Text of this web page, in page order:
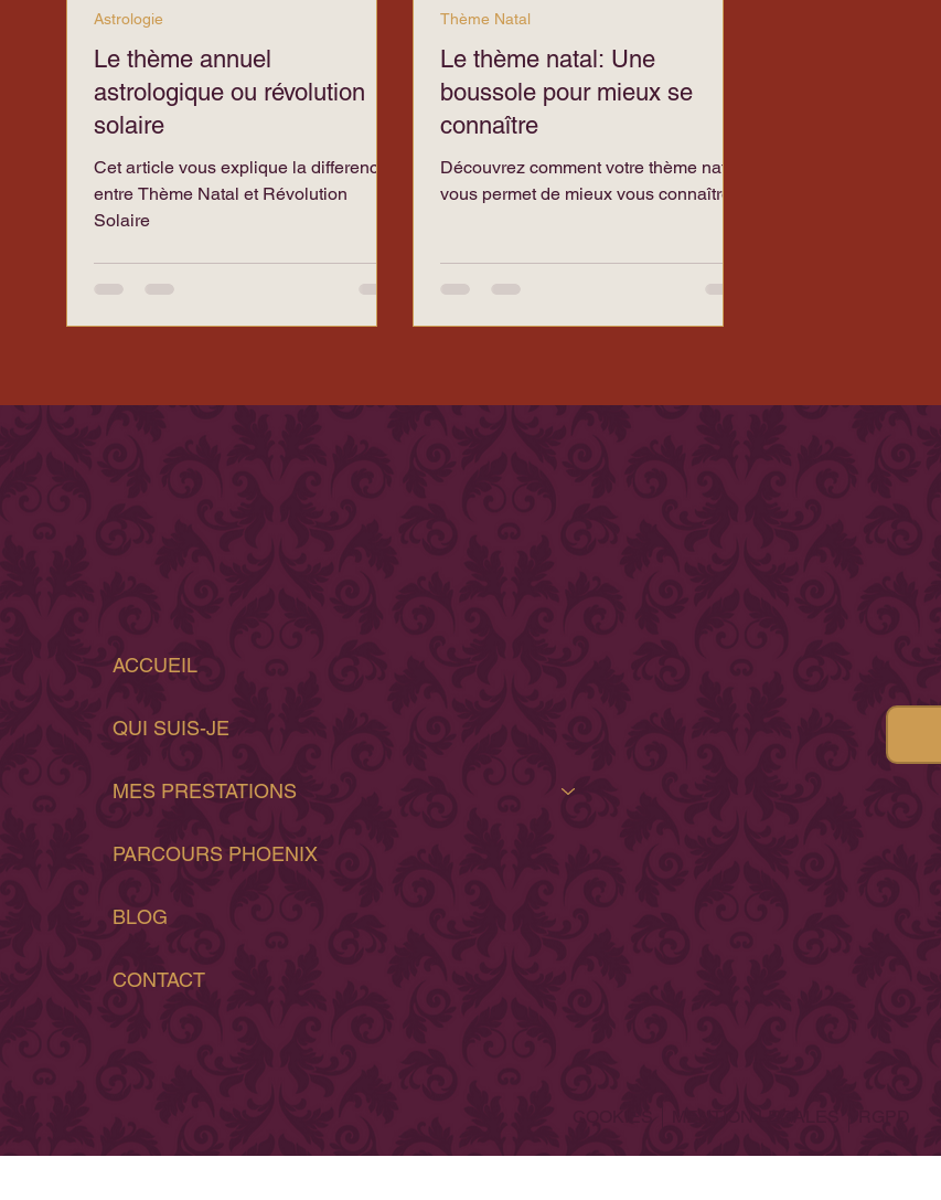
Le thème annuel
astrologique ou révolution
solaire
Cet article vous explique la difference
entre Thème Natal et Révolution
Solaire
Astrologie
Le thème natal: Une
boussole pour mieux se
connaître
Découvrez comment votre thème natal
vous permet de mieux vous connaître.
Thème Natal
ACCUEIL
QUI SUIS-JE
MES PRESTATIONS
PARCOURS PHOENIX
BLOG
CONTACT